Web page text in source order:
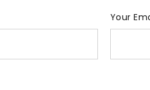
Your